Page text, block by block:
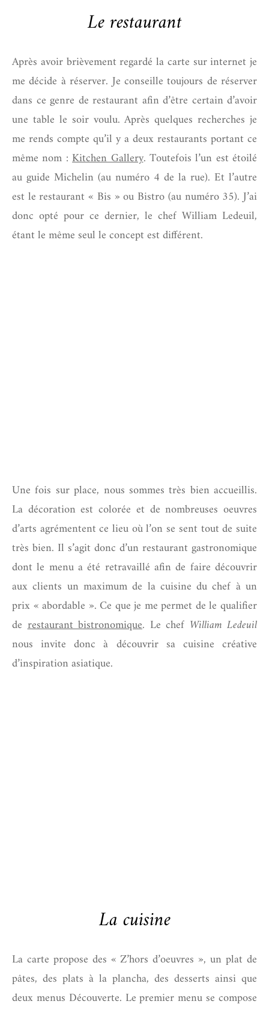
Le restaurant
Après avoir brièvement regardé la carte sur internet je
me décide à réserver. Je conseille toujours de réserver
dans ce genre de restaurant afin d’être certain d’avoir
une table le soir voulu. Après quelques recherches je
me rends compte qu’il y a deux restaurants portant ce
même nom :Kitchen Gallery. Toutefois l’un est étoilé
au guide Michelin (au numéro 4 de la rue). Et l’autre
est le restaurant « Bis » ou Bistro (au numéro 35). J’ai
donc opté pour ce dernier, le chef William Ledeuil,
étant le même seul le concept est différent.
Une fois sur place, nous sommes très bien accueillis.
La décoration est colorée et de nombreuses oeuvres
d’arts agrémentent ce lieu où l’on se sent tout de suite
très bien. Il s’agit donc d’un restaurant gastronomique
dont le menu a été retravaillé afin de faire découvrir
aux clients un maximum de la cuisine du chef à un
prix « abordable ». Ce que je me permet de le qualifier
derestaurant bistronomique. Le chef William Ledeuil
nous invite donc à découvrir sa cuisine créative
d’inspiration asiatique.
La cuisine
La carte propose des « Z’hors d’oeuvres », un plat de
pâtes, des plats à la plancha, des desserts ainsi que
deux menus Découverte. Le premier menu se compose